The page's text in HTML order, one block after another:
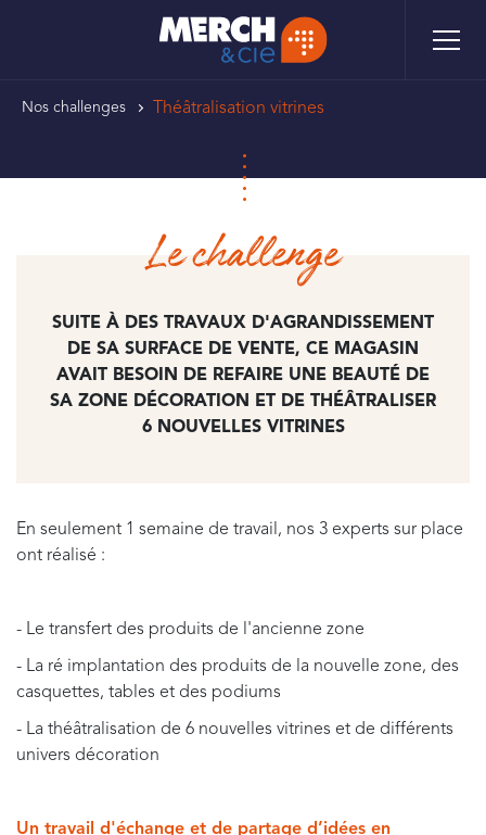
FIL
Nos challenges Théâtralisation vitrines
Le challenge
SUITE À DES TRAVAUX D'AGRANDISSEMENT
DE SA SURFACE DE VENTE, CE MAGASIN
AVAIT BESOIN DE REFAIRE UNE BEAUTÉ DE
SA ZONE DÉCORATION ET DE THÉÂTRALISER
6 NOUVELLES VITRINES
En seulement 1 semaine de travail, nos 3 experts sur place
ont réalisé :
- Le transfert des produits de l'ancienne zone
- La ré implantation des produits de la nouvelle zone, des
casquettes, tables et des podiums
- La théâtralisation de 6 nouvelles vitrines et de différents
univers décoration
Un travail d'échange et de partage d’idées en
Panneau de gestion des cookies